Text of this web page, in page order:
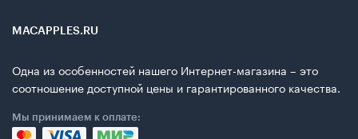
MACAPPLES.RU
Одна из особенностей нашего Интернет-магазина – это
соотношение доступной цены и гарантированного качества.
Мы принимаем к оплате: